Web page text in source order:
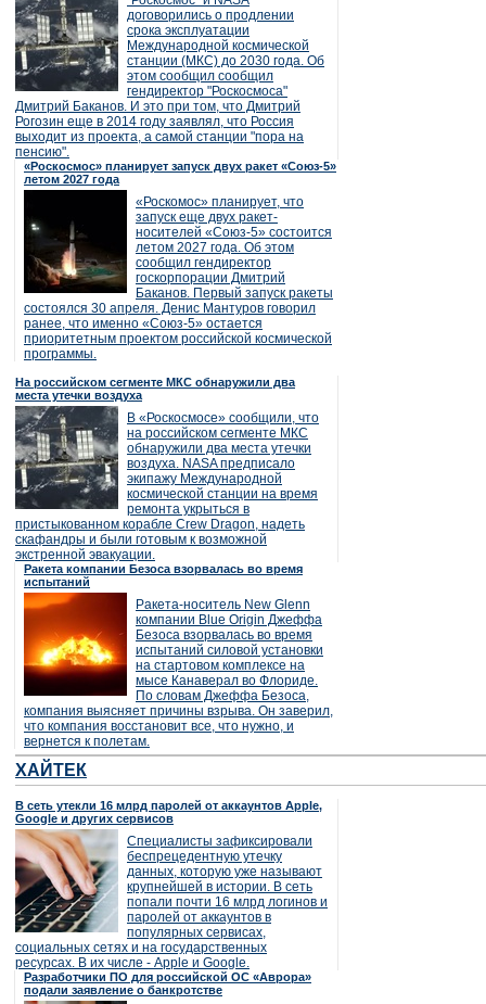
договорились о продлении
срока эксплуатации
Международной космической
станции (МКС) до 2030 года. Об
этом сообщил сообщил
гендиректор "Роскосмоса"
Дмитрий Баканов. И это при том, что Дмитрий
Рогозин еще в 2014 году заявлял, что Россия
выходит из проекта, а самой станции "пора на
пенсию".
«Роскосмос» планирует запуск двух ракет «Союз-5»
летом 2027 года
«Роскомос» планирует, что
запуск еще двух ракет-
носителей «Союз-5» состоится
летом 2027 года. Об этом
сообщил гендиректор
госкорпорации Дмитрий
Баканов. Первый запуск ракеты
состоялся 30 апреля. Денис Мантуров говорил
ранее, что именно «Союз-5» остается
приоритетным проектом российской космической
программы.
На российском сегменте МКС обнаружили два
места утечки воздуха
В «Роскосмосе» сообщили, что
на российском сегменте МКС
обнаружили два места утечки
воздуха. NASA предписало
экипажу Международной
космической станции на время
ремонта укрыться в
пристыкованном корабле Crew Dragon, надеть
скафандры и были готовым к возможной
экстренной эвакуации.
Ракета компании Безоса взорвалась во время
испытаний
Ракета-носитель New Glenn
компании Blue Origin Джеффа
Безоса взорвалась во время
испытаний силовой установки
на стартовом комплексе на
мысе Канаверал во Флориде.
По словам Джеффа Безоса,
компания выясняет причины взрыва. Он заверил,
что компания восстановит все, что нужно, и
вернется к полетам.
ХАЙТЕК
В сеть утекли 16 млрд паролей от аккаунтов Apple,
Google и других сервисов
Специалисты зафиксировали
беспрецедентную утечку
данных, которую уже называют
крупнейшей в истории. В сеть
попали почти 16 млрд логинов и
паролей от аккаунтов в
популярных сервисах,
социальных сетях и на государственных
ресурсах. В их числе - Apple и Google.
Разработчики ПО для российской ОС «Аврора»
подали заявление о банкротстве